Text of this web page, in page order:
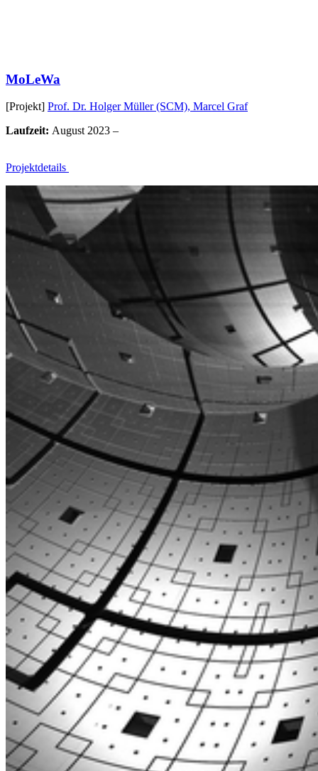
MoLeWa
[Projekt] Prof. Dr. Holger Müller (SCM), Marcel Graf
Laufzeit: August 2023 –
Projektdetails